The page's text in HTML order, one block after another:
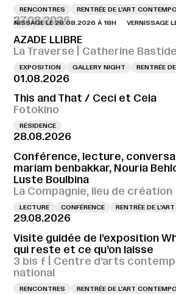
RENCONTRES RENTRÉE DE L'ART
27.08.2026
LE 28.08.2026 À 18H VERNISSAGE LE
AZADE LLIBRE
La Traverse | Catherine Bastide
EXPOSITION GALLERY NIGHT RENTRÉE
01.08.2026
This and That / Ceci et Cela
Fotokino
RÉSIDENCE
28.08.2026
Conférence, lecture,
mariam benbakkar, Nouria
Luste Boulbina
La Compagnie, lieu de création
LECTURE CONFÉRENCE RENTRÉE DE
29.08.2026
Visite guidée de l’exposition
qui reste et ce qu’on laisse
3 bis f | Centre d’arts
national
RENCONTRES RENTRÉE DE L'ART